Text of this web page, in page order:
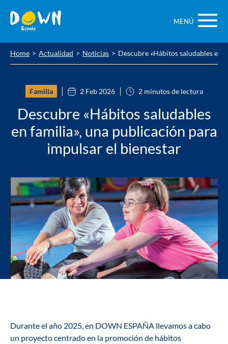
contenido
MENÚ
Home Actualidad Noticias Descubre «Hábitos saludables en
Familia 2 Feb 2026 2 minutos de lectura
Descubre «Hábitos saludables
en familia», una publicación para
impulsar el bienestar
Durante el año 2025, en DOWN ESPAÑA llevamos a cabo
un proyecto centrado en la promoción de hábitos